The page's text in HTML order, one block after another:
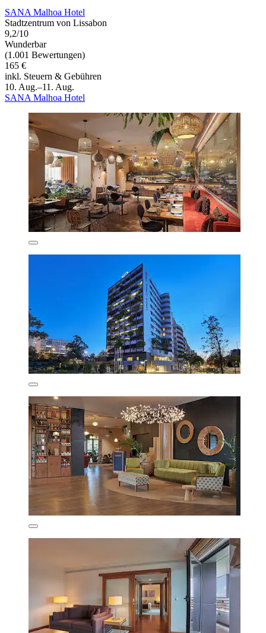
SANA Malhoa Hotel
Stadtzentrum von Lissabon
9,2/10
Wunderbar
(1.001 Bewertungen)
165 €
inkl. Steuern & Gebühren
10. Aug.–11. Aug.
SANA Malhoa Hotel